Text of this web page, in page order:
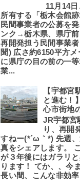
11月14
所有する「栃木会館
民間事業者の公募を
ンク→栃木県、県庁
再開発担う民間事業
聞) 広さ約6150平方
に県庁の目の前の一
業...
【宇都宮
と進む！
心市街地
JR宇都宮
り、再開
すねー(*´ω｀*) 先週
真をシェアします。
が３年後にはガラリ
ります！ てか、、今
長い間、こんな非効